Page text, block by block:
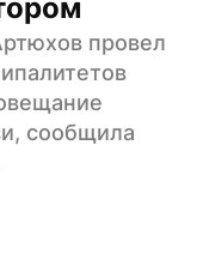
провел
сообщила